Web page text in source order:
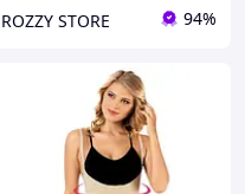
ROZZY STORE 94%